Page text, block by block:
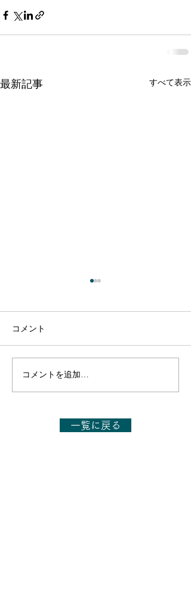
最新記事 すべて表示
【出演のお知らせ】日本
テレビ「1億人の大質問!?
日(土)19:56～20:54
コメント
コメントを追加…
一覧に戻る